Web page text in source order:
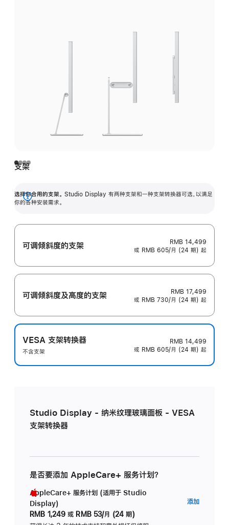
支架
选择你合用的支架。 Studio Display 有两种支架和一种支架转换器可选，以满足
你的各种安装需求。
展
可调倾斜度的支架
RMB 14,499
或 RMB 605/月 (24 期) 起
可调倾斜度及高‍度的支‍架
RMB 17,499
或 RMB 730/月 (24 期) 起
VESA 支架转换器
不含支架
RMB 14,499
或 RMB 605/月 (24 期) 起
Studio Display - 纳米纹理玻璃面板 - VESA
支架转换器
是否要添加 AppleCare+ 服务计划？
AppleCare+ 服务计划 (适用于 Studio
Display)
RMB 1,249 或 RMB 53/月 (24 期)
添加